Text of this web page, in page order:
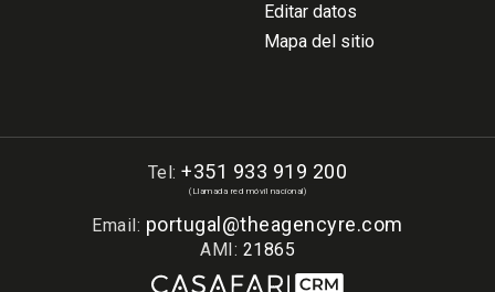
Editar datos
Mapa del sitio
Tel:+351 933 919 200
(Llamada red móvil nacional)
Email: portugal@theagencyre.com
AMI: 21865